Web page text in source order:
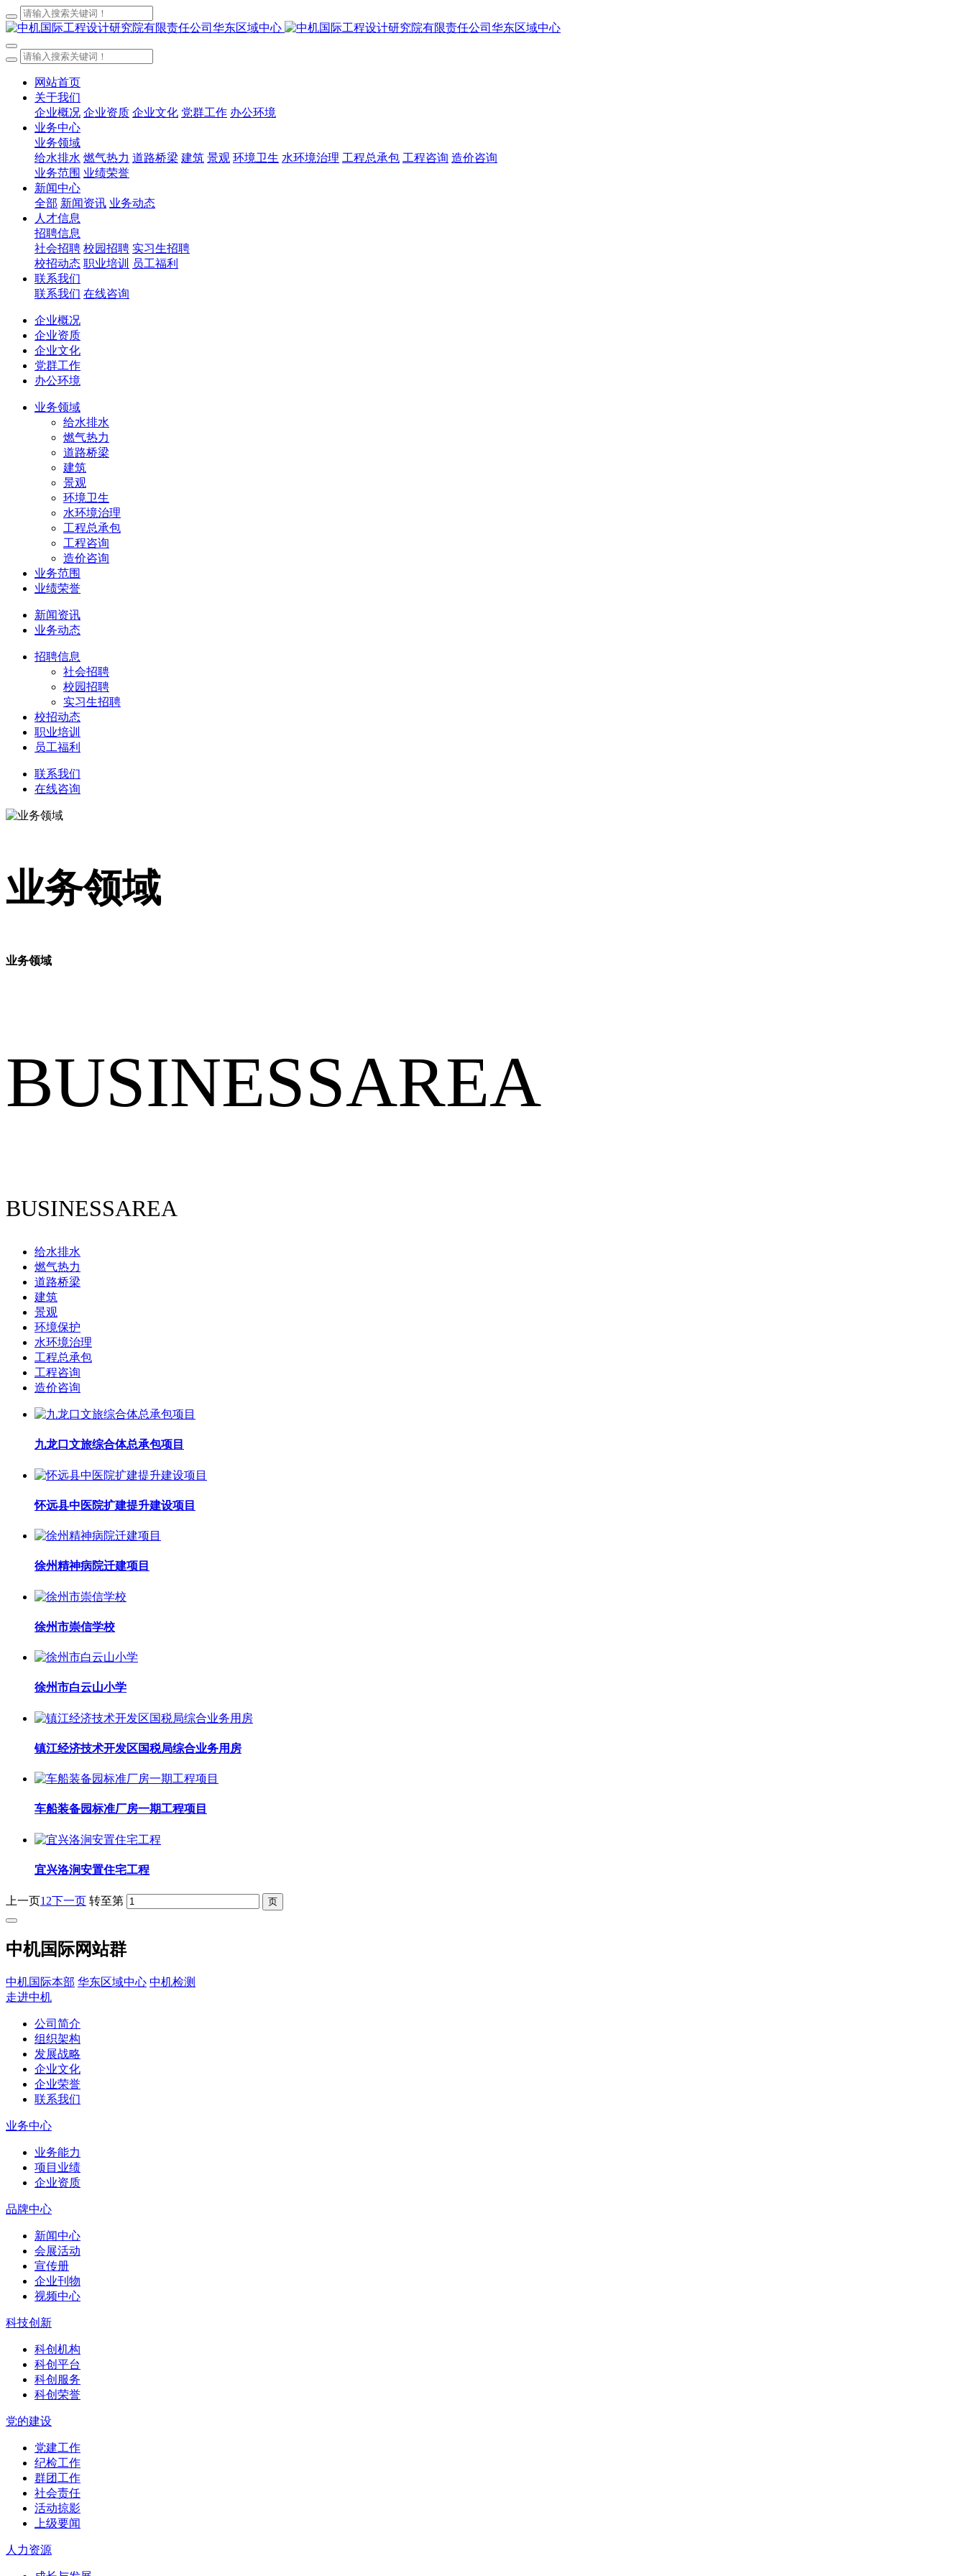
网站首页
关于我们
企业概况 企业资质 企业文化 党群工作 办公环境
业务中心
业务领域
给水排水 燃气热力 道路桥梁 建筑 景观 环境卫生 水环境治理 工程总承包 工程咨询 造价咨询
业务范围 业绩荣誉
新闻中心
全部 新闻资讯 业务动态
人才信息
招聘信息
社会招聘 校园招聘 实习生招聘
校招动态 职业培训
员工福利
联系我们
联系我们 在线咨询
企业概况
企业资质
企业文化
党群工作
办公环境
业务领域
给水排水
燃气热力
道路桥梁
建筑
景观
环境卫生
水环境治理
工程总承包
工程咨询
造价咨询
业务范围
业绩荣誉
新闻资讯
业务动态
招聘信息
社会招聘
校园招聘
实习生招聘
校招动态
职业培训
员工福利
联系我们
在线咨询
业务领域
业务领域
BUSINESSAREA
BUSINESSAREA
给水排水
燃气热力
道路桥梁
建筑
景观
环境保护
水环境治理
工程总承包
工程咨询
造价咨询
九龙口文旅综合体总承包项目
怀远县中医院扩建提升建设项目
徐州精神病院迁建项目
徐州市崇信学校
徐州市白云山小学
镇江经济技术开发区国税局综合业务用房
车船装备园标准厂房一期工程项目
宜兴洛涧安置住宅工程
上一页1 2下一页 转至第
中机国际网站群
中机国际本部 华东区域中心 中机检测
走进中机
公司简介
组织架构
发展战略
企业文化
企业荣誉
联系我们
业务中心
业务能力
项目业绩
企业资质
品牌中心
新闻中心
会展活动
宣传册
企业刊物
视频中心
科技创新
科创机构
科创平台
科创服务
科创荣誉
党的建设
党建工作
纪检工作
群团工作
社会责任
活动掠影
上级要闻
人力资源